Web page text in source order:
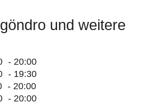
und weitere
- 20:00
- 19:30
- 20:00
- 20:00